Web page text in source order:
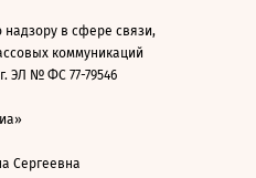
в сфере связи,
коммуникаций
ЭЛ № ФС 77-79546
Сергеевна